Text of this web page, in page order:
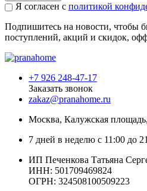
Я согласен с политикой
Подпишитесь на новости, чтобы
поступлений, акций и скидок,
+7 926 248-47-17
Заказать звонок
zakaz@pranahome.ru
Москва, Калужская
7 дней в неделю с 11:00 до
ИП Печенкова Татьяна
ИНН: 501709469824
ОГРН: 324508100509223